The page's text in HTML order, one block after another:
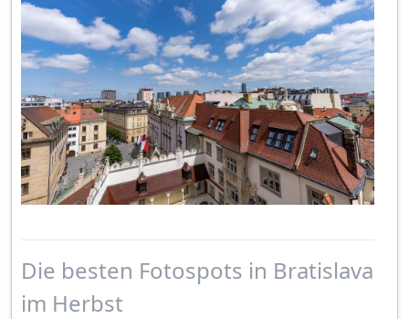
Die besten Fotospots in Bratislava
im Herbst